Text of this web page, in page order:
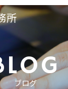
所
ブログ